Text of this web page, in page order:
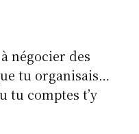
négocier des
tu organisais…
tu comptes t’y